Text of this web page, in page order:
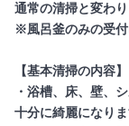
通常の清掃と変わ
※風呂釜のみの受付
【基本清掃の内容】
・浴槽、床、壁、
十分に綺麗になり